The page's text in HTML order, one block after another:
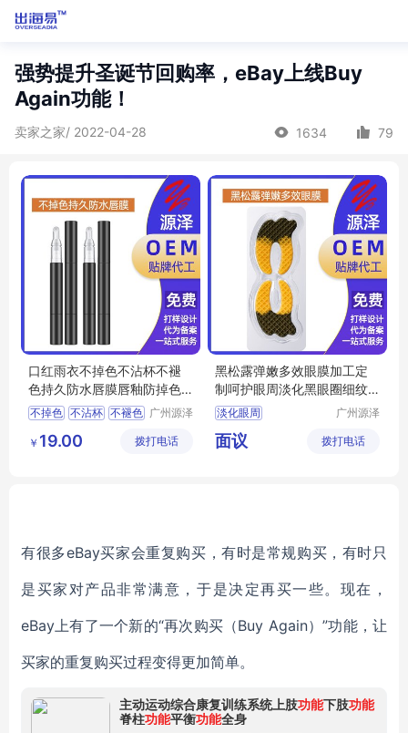
强势提升圣诞节回购率，eBay上线Buy
Again功能！
卖家之家/ 2022-04-28 1634 79
口红雨衣不掉色不沾杯不褪
色持久防水唇膜唇釉防掉色O
EM定做
不掉色 不沾杯 不褪色 广州源泽
公司
￥ 19.00 拨打电话
黑松露弹嫩多效眼膜加工定
制呵护眼周淡化黑眼圈细纹
多效眼 膜oem
淡化眼周
广州源泽
公司
面议 拨打电话
有很多eBay买家会重复购买，有时是常规购买，有时只
是买家对产品非常满意，于是决定再买一些。现在，
eBay上有了一个新的“再次购买（Buy Again）”功能，让
买家的重复购买过程变得更加简单。
主动运动综合康复训练系统上肢功能下肢功能
脊柱功能平衡功能全身